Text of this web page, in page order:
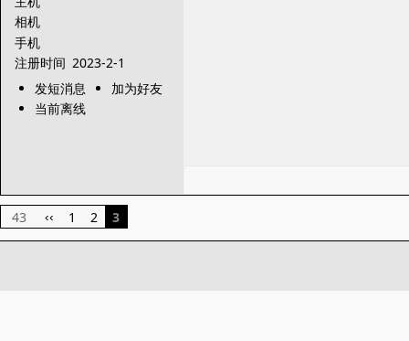
相机
手机
注册时间 2023-2-1
发短消息
加为好友
当前离线
43 ‹‹ 1 2 3